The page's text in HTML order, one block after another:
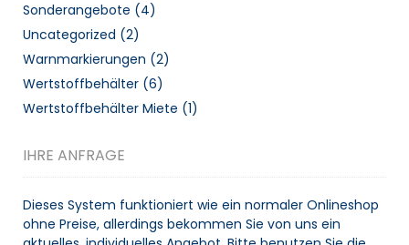
Sonderangebote (4)
Uncategorized (2)
Warnmarkierungen (2)
Wertstoffbehälter (6)
Wertstoffbehälter Miete (1)
IHRE ANFRAGE
Dieses System funktioniert wie ein normaler Onlineshop
ohne Preise, allerdings bekommen Sie von uns ein